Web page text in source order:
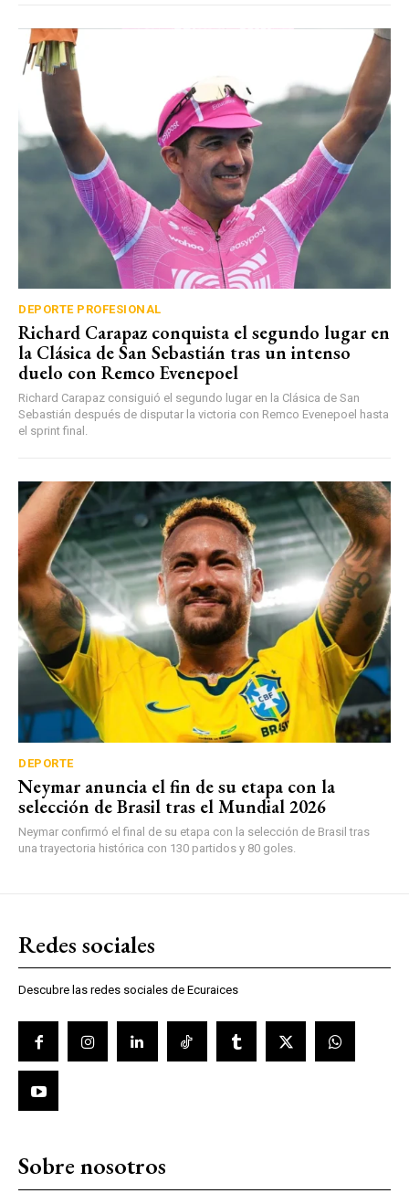
DEPORTE PROFESIONAL
Richard Carapaz conquista el segundo lugar en
la Clásica de San Sebastián tras un intenso
duelo con Remco Evenepoel
Richard Carapaz consiguió el segundo lugar en la Clásica de San
Sebastián después de disputar la victoria con Remco Evenepoel hasta
el sprint final.
DEPORTE
Neymar anuncia el fin de su etapa con la
selección de Brasil tras el Mundial 2026
Neymar confirmó el final de su etapa con la selección de Brasil tras
una trayectoria histórica con 130 partidos y 80 goles.
Redes sociales
Descubre las redes sociales de Ecuraices
Sobre nosotros